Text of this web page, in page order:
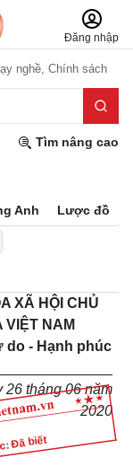
Đăng nhập
nghề, Chính sách
Tìm nâng cao
Anh Lược đồ
Đã biết
XÃ HỘI CHỦ
VIỆT NAM
do - Hạnh phúc
26 tháng06năm
2020